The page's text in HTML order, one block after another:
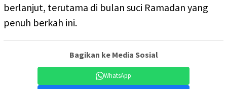
berlanjut, terutama di bulan suci Ramadan yang
penuh berkah ini.
Bagikan ke Media Sosial
WhatsApp